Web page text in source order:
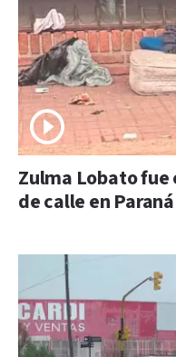
Zulma Lobato
de calle en Paraná